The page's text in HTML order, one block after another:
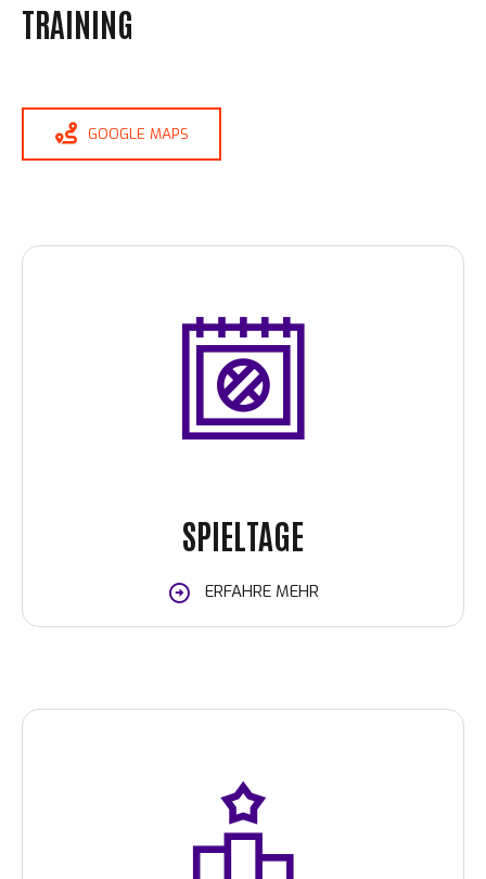
TRAINING
GOOGLE MAPS
SPIELTAGE
ERFAHRE MEHR